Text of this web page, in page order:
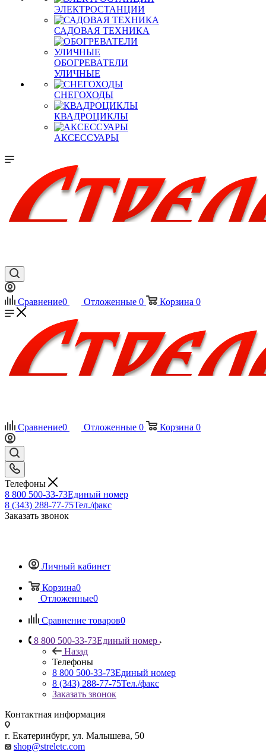
ЭЛЕКТРОСТАНЦИИ
САДОВАЯ ТЕХНИКА
ОБОГРЕВАТЕЛИ
УЛИЧНЫЕ
СНЕГОХОДЫ
КВАДРОЦИКЛЫ
АКСЕССУАРЫ
Сравнение0 Отложенные 0 Корзина 0
Сравнение0 Отложенные 0 Корзина 0
Телефоны
8 800 500-33-73Единый номер
8 (343) 288-77-75Тел./факс
Заказать звонок
Личный кабинет
Корзина0
Отложенные0
Сравнение товаров0
8 800 500-33-73Единый номер
Назад
Телефоны
8 800 500-33-73Единый номер
8 (343) 288-77-75Тел./факс
Заказать звонок
Контактная информация
г. Екатеринбург, ул. Малышева, 50
shop@streletc.com